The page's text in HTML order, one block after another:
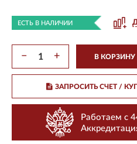
ЕСТЬ В НАЛИЧИИ
− + В КОРЗИНУ
ЗАПРОСИТЬ СЧЕТ /
Работаем с